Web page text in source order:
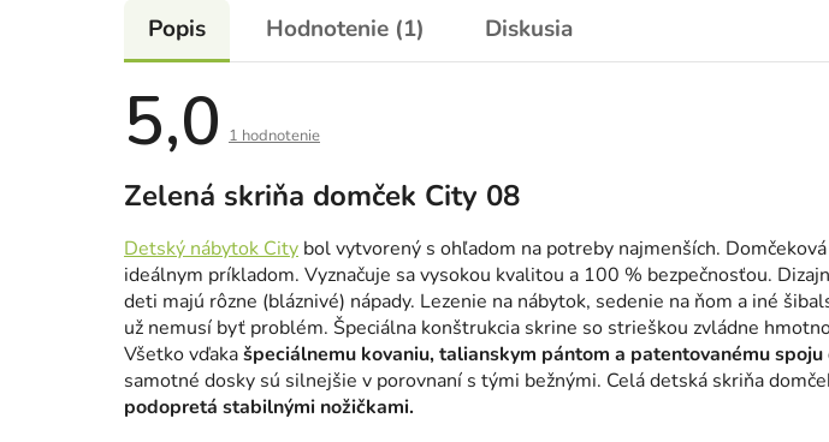
Popis Hodnotenie (1) Diskusia
5,0 hodnotenie
produktu
5,0
z
hviezdičiek.
1 hodnotenie
Zelená skriňa domček City 08
Detský nábytok City bol vytvorený s ohľadom na potreby najmenších.
ideálnym príkladom. Vyznačuje sa vysokou kvalitou a 100 % bezpečnosťou.
deti majú rôzne (bláznivé) nápady. Lezenie na nábytok, sedenie na ňom a iné
už nemusí byť problém. Špeciálna konštrukcia skrine so strieškou zvládne
Všetko vďakašpeciálnemu kovaniu, talianskym pántom a patentovanému spoju
samotné dosky sú silnejšie v porovnaní s tými bežnými. Celá detská skriňa
podopretá stabilnými nožičkami.